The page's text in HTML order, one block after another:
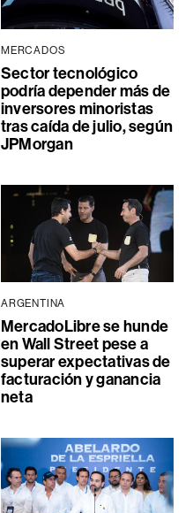
MERCADOS
Sector tecnológico
podría depender más de
inversores minoristas
tras caída de julio, según
JPMorgan
ARGENTINA
MercadoLibre se hunde
en Wall Street pese a
superar expectativas de
facturación y ganancia
neta